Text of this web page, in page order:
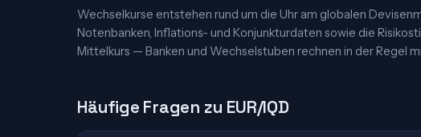
Wechselkurse entstehen rund um die Uhr am globalen
Notenbanken, Inflations- und Konjunkturdaten sowie die
Mittelkurs — Banken und Wechselstuben rechnen in der Regel
Häufige Fragen zu EUR/IQD